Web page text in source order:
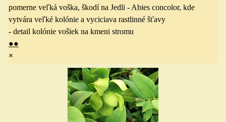
pomerne veľká voška, škodí na Jedli - Abies concolor, kde
vytvára veľké kolónie a vyciciava rastlinné šťavy
- detail kolónie vošiek na kmeni stromu
●●
×